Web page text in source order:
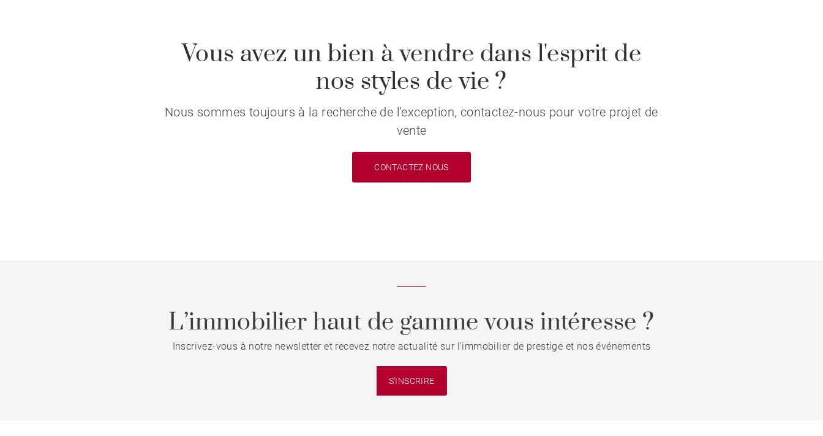
Vous avez un bien à vendre dans l'esprit de
nos styles de vie ?
Nous sommes toujours à la recherche de l’exception, contactez-nous pour votre projet de
vente
CONTACTEZ NOUS
L’immobilier haut de gamme vous intéresse ?
Inscrivez-vous à notre newsletter et recevez notre actualité sur l'immobilier de prestige et nos événements
S'INSCRIRE